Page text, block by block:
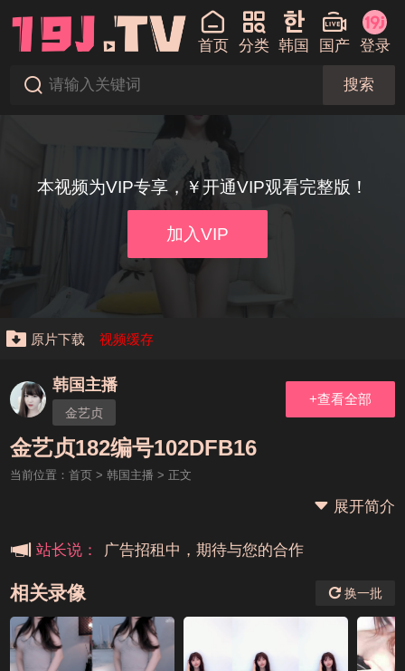
首页 分类 韩国 国产 登录
搜索
本视频为VIP专享，￥开通VIP观看完整版！
加入VIP
原片下载 视频缓存
韩国主播
金艺贞
+查看全部
金艺贞182编号102DFB16
当前位置： 首页> 韩国主播 > 正文
展开简介
站长说：
本站大事件(19j网站发展历程)
广告招租中，期待与您的合作
相关录像 换一批